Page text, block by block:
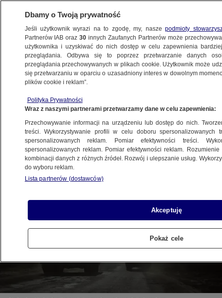
ŚWIAT
przynosi efekty
6.09.2024, 06:25
Udostępnij
Dbamy o Twoją prywatność
Jeśli użytkownik wyrazi na to zgodę, my, naszepodmioty
Partnerów IAB oraz30 innych Zaufanych Partnerów może
użytkownika i uzyskiwać do nich dostęp w celu zapewnienia
przeglądania. Odbywa się to poprzez przetwarzanie danych
przeglądania przechowywanych w plikach cookie. Użytkownik może
się przetwarzaniu w oparciu o uzasadniony interes w dowolnym
plików cookie i reklam”.
Polityka Prywatności
Wraz z naszymi partnerami przetwarzamy dane w celu zapewnienia:
Przechowywanie informacji na urządzeniu lub dostęp do nich.
treści. Wykorzystywanie profili w celu doboru spersonalizowanych
spersonalizowanych reklam. Pomiar efektywności treści.
spersonalizowanych reklam. Pomiar efektywności reklam.
kombinacji danych z różnych źródeł. Rozwój i ulepszanie usług.
do wyboru reklam.
Lista partnerów (dostawców)
Akceptuję
Pokaż cele